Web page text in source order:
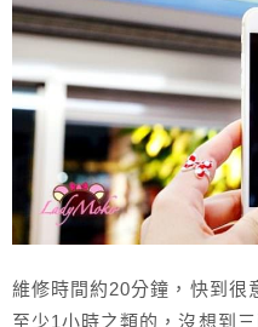
維修時間約20分鐘，快到很
至少1小時之類的，沒想到